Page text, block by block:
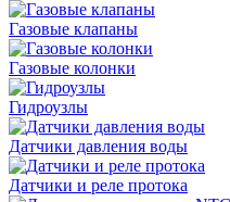
Газовые клапаны
Газовые колонки
Гидроузлы
Датчики давления воды
Датчики и реле протока